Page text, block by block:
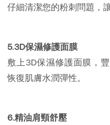
仔細清潔您的粉刺問題，
5.3D保濕修護面膜
敷上3D保濕修護面膜，
恢復肌膚水潤彈性。
6.精油肩頸舒壓